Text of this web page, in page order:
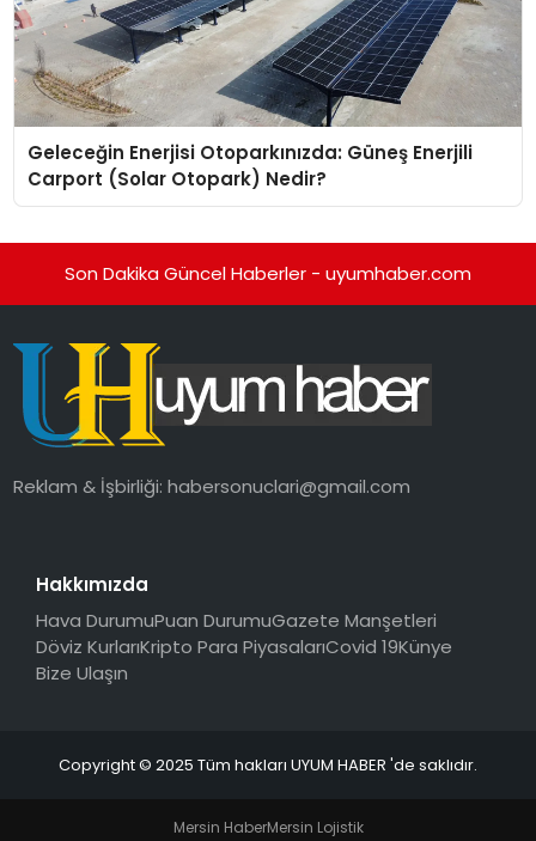
Geleceğin Enerjisi Otoparkınızda: Güneş Enerjili
Carport (Solar Otopark) Nedir?
Son Dakika Güncel Haberler - uyumhaber.com
Reklam & İşbirliği:habersonuclari@gmail.com
Hakkımızda
Hava DurumuPuan DurumuGazete Manşetleri
Döviz KurlarıKripto Para PiyasalarıCovid 19Künye
Bize Ulaşın
Copyright © 2025 Tüm hakları UYUM HABER 'de saklıdır.
Mersin HaberMersin Lojistik